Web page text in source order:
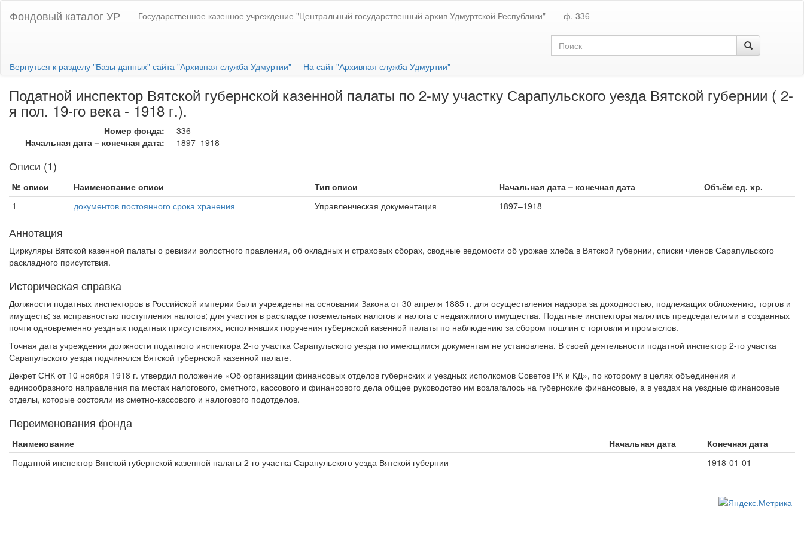
Фондовый каталог УР Государственное казенное учреждение "Центральный государственный архив Удмуртской Республики" ф. 336
Вернуться к разделу "Базы данных" сайта "Архивная служба Удмуртии" На сайт "Архивная служба Удмуртии"
Податной инспектор Вятской губернской казенной палаты по 2-му участку Сарапульского уезда Вятской губернии ( 2-
я пол. 19-го века - 1918 г.).
Номер фонда:
336
Начальная дата – конечная дата:
1897–1918
Описи (1)
№ описи Наименование описи Тип описи Начальная дата – конечная дата
Объём ед. хр.
1
документов постоянного срока хранения Управленческая документация 1897–1918
Аннотация
Циркуляры Вятской казенной палаты о ревизии волостного правления, об окладных и страховых сборах, сводные ведомости об урожае хлеба в Вятской губернии, списки членов Сарапульского
раскладного присутствия.
Историческая справка
Должности податных инспекторов в Российской империи были учреждены на основании Закона от 30 апреля 1885 г. для осуществления надзора за доходностью, подлежащих обложению, торгов и
имуществ; за исправностью поступления налогов; для участия в раскладке поземельных налогов и налога с недвижимого имущества. Податные инспекторы являлись председателями в созданных
почти одновременно уездных податных присутствиях, исполнявших поручения губернской казенной палаты по наблюдению за сбором пошлин с торговли и промыслов.
Точная дата учреждения должности податного инспектора 2-го участка Сарапульского уезда по имеющимся документам не установлена. В своей деятельности податной инспектор 2-го участка
Сарапульского уезда подчинялся Вятской губернской казенной палате.
Декрет СНК от 10 ноября 1918 г. утвердил положение «Об организации финансовых отделов губернских и уездных исполкомов Советов РК и КД», по которому в целях объединения и
единообразного направления па местах налогового, сметного, кассового и финансового дела общее руководство им возлагалось на губернские финансовые, а в уездах на уездные финансовые
отделы, которые состояли из сметно-кассового и налогового подотделов.
Переименования фонда
Наименование Начальная дата
Конечная дата
Податной инспектор Вятской губернской казенной палаты 2-го участка Сарапульского уезда Вятской губернии
1918-01-01